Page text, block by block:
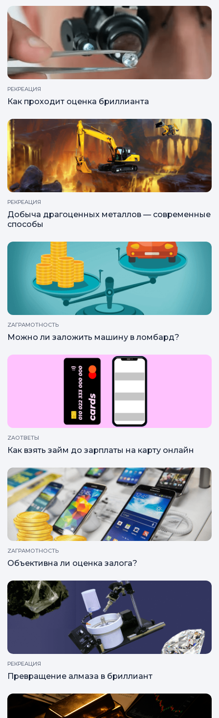
РЕКРЕАЦИЯ
Как проходит оценка бриллианта
РЕКРЕАЦИЯ
Добыча драгоценных металлов — современные
способы
ZAГРАМОТНОСТЬ
Можно ли заложить машину в ломбард?
ZAОТВЕТЫ
Как взять займ до зарплаты на карту онлайн
ZAГРАМОТНОСТЬ
Объективна ли оценка залога?
РЕКРЕАЦИЯ
Превращение алмаза в бриллиант